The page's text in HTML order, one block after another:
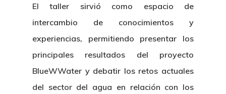
El taller sirvió como espacio de
intercambio de conocimientos y
experiencias, permitiendo presentar los
principales resultados del proyecto
BlueWWater y debatir los retos actuales
del sector del agua en relación con los